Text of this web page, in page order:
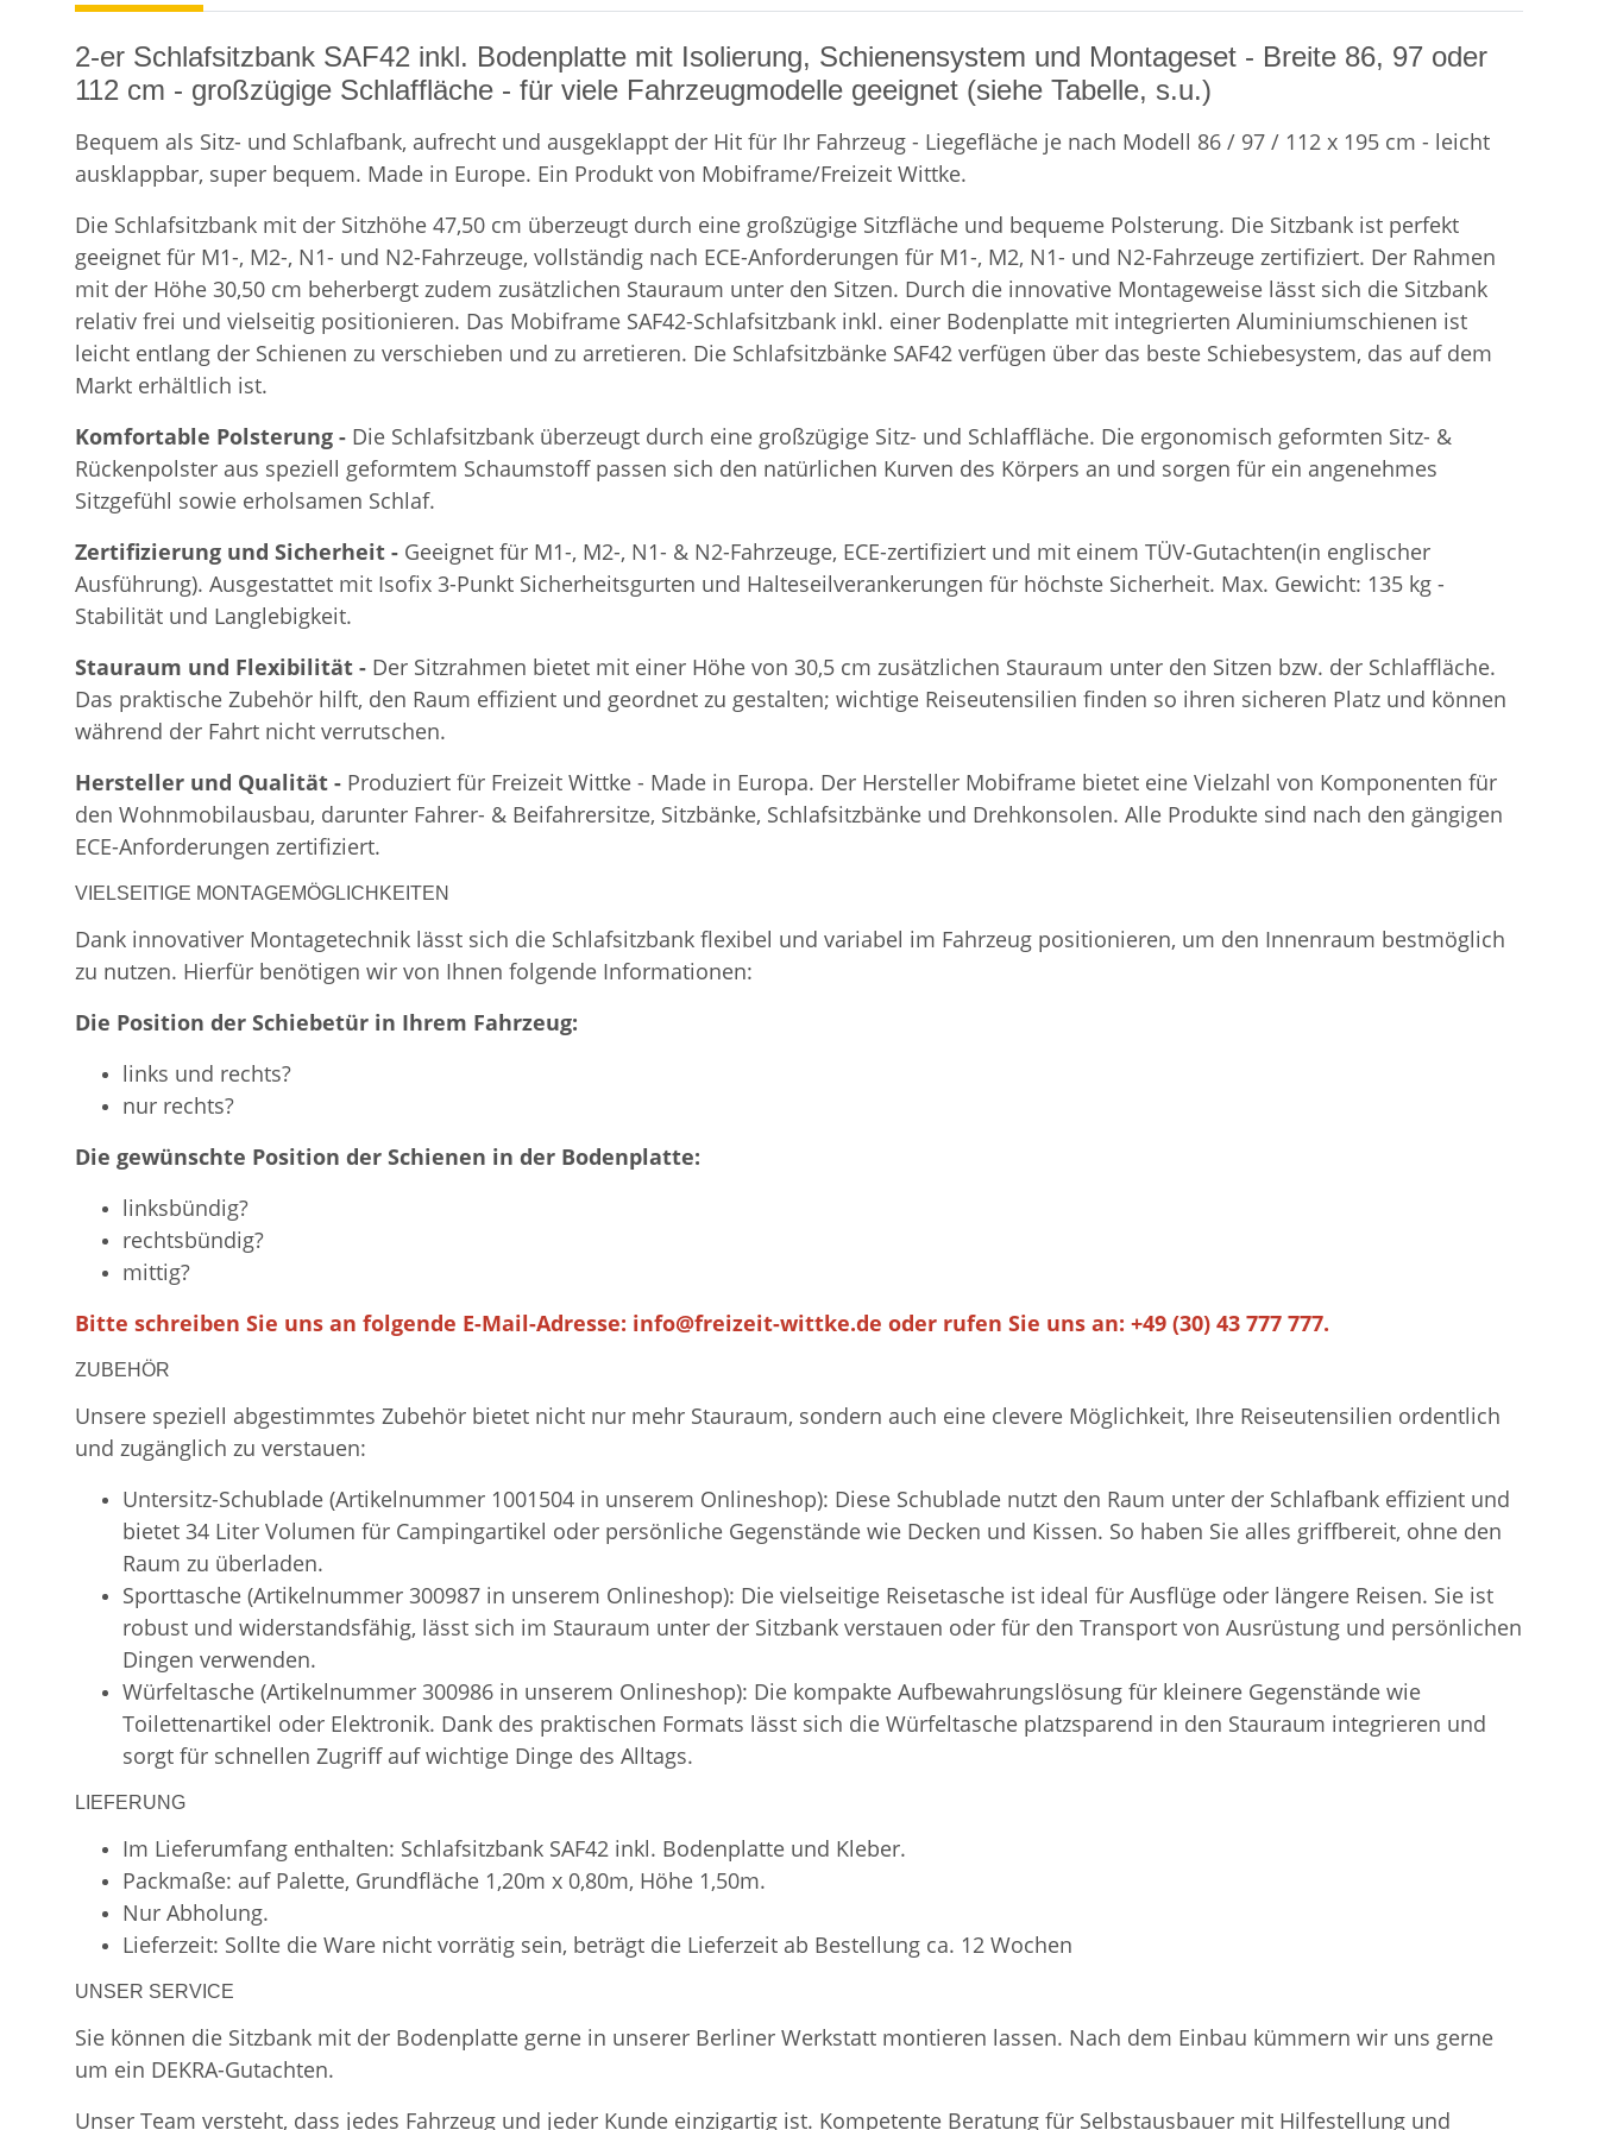
2-er Schlafsitzbank SAF42 inkl. Bodenplatte mit Isolierung, Schienensystem und Montageset - Breite 86, 97 oder
112 cm - großzügige Schlaffläche - für viele Fahrzeugmodelle geeignet (siehe Tabelle, s.u.)
Bequem als Sitz- und Schlafbank, aufrecht und ausgeklappt der Hit für Ihr Fahrzeug - Liegefläche je nach Modell 86 / 97 / 112 x 195 cm - leicht
ausklappbar, super bequem. Made in Europe. Ein Produkt von Mobiframe/Freizeit Wittke.
Die Schlafsitzbank mit der Sitzhöhe 47,50 cm überzeugt durch eine großzügige Sitzfläche und bequeme Polsterung. Die Sitzbank ist perfekt
geeignet für M1-, M2-, N1- und N2-Fahrzeuge, vollständig nach ECE-Anforderungen für M1-, M2, N1- und N2-Fahrzeuge zertifiziert. Der Rahmen
mit der Höhe 30,50 cm beherbergt zudem zusätzlichen Stauraum unter den Sitzen. Durch die innovative Montageweise lässt sich die Sitzbank
relativ frei und vielseitig positionieren. Das Mobiframe SAF42-Schlafsitzbank inkl. einer Bodenplatte mit integrierten Aluminiumschienen ist
leicht entlang der Schienen zu verschieben und zu arretieren. Die Schlafsitzbänke SAF42 verfügen über das beste Schiebesystem, das auf dem
Markt erhältlich ist.
Komfortable Polsterung - Die Schlafsitzbank überzeugt durch eine großzügige Sitz- und Schlaffläche. Die ergonomisch geformten Sitz- &
Rückenpolster aus speziell geformtem Schaumstoff passen sich den natürlichen Kurven des Körpers an und sorgen für ein angenehmes
Sitzgefühl sowie erholsamen Schlaf.
Zertifizierung und Sicherheit - Geeignet für M1-, M2-, N1- & N2-Fahrzeuge, ECE-zertifiziert und mit einem TÜV-Gutachten(in englischer
Ausführung). Ausgestattet mit Isofix 3-Punkt Sicherheitsgurten und Halteseilverankerungen für höchste Sicherheit. Max. Gewicht: 135 kg -
Stabilität und Langlebigkeit.
Stauraum und Flexibilität - Der Sitzrahmen bietet mit einer Höhe von 30,5 cm zusätzlichen Stauraum unter den Sitzen bzw. der Schlaffläche.
Das praktische Zubehör hilft, den Raum effizient und geordnet zu gestalten; wichtige Reiseutensilien finden so ihren sicheren Platz und können
während der Fahrt nicht verrutschen.
Hersteller und Qualität - Produziert für Freizeit Wittke - Made in Europa. Der Hersteller Mobiframe bietet eine Vielzahl von Komponenten für
den Wohnmobilausbau, darunter Fahrer- & Beifahrersitze, Sitzbänke, Schlafsitzbänke und Drehkonsolen. Alle Produkte sind nach den gängigen
ECE-Anforderungen zertifiziert.
VIELSEITIGE MONTAGEMÖGLICHKEITEN
Dank innovativer Montagetechnik lässt sich die Schlafsitzbank flexibel und variabel im Fahrzeug positionieren, um den Innenraum bestmöglich
zu nutzen. Hierfür benötigen wir von Ihnen folgende Informationen:
Die Position der Schiebetür in Ihrem Fahrzeug:
links und rechts?
nur rechts?
Die gewünschte Position der Schienen in der Bodenplatte:
linksbündig?
rechtsbündig?
mittig?
Bitte schreiben Sie uns an folgende E-Mail-Adresse: info@freizeit-wittke.de oder rufen Sie uns an: +49 (30) 43 777 777.
ZUBEHÖR
Unsere speziell abgestimmtes Zubehör bietet nicht nur mehr Stauraum, sondern auch eine clevere Möglichkeit, Ihre Reiseutensilien ordentlich
und zugänglich zu verstauen:
Untersitz-Schublade (Artikelnummer 1001504 in unserem Onlineshop): Diese Schublade nutzt den Raum unter der Schlafbank effizient und
bietet 34 Liter Volumen für Campingartikel oder persönliche Gegenstände wie Decken und Kissen. So haben Sie alles griffbereit, ohne den
Raum zu überladen.
Sporttasche (Artikelnummer 300987 in unserem Onlineshop): Die vielseitige Reisetasche ist ideal für Ausflüge oder längere Reisen. Sie ist
robust und widerstandsfähig, lässt sich im Stauraum unter der Sitzbank verstauen oder für den Transport von Ausrüstung und persönlichen
Dingen verwenden.
Würfeltasche (Artikelnummer 300986 in unserem Onlineshop): Die kompakte Aufbewahrungslösung für kleinere Gegenstände wie
Toilettenartikel oder Elektronik. Dank des praktischen Formats lässt sich die Würfeltasche platzsparend in den Stauraum integrieren und
sorgt für schnellen Zugriff auf wichtige Dinge des Alltags.
LIEFERUNG
Im Lieferumfang enthalten: Schlafsitzbank SAF42 inkl. Bodenplatte und Kleber.
Packmaße: auf Palette, Grundfläche 1,20m x 0,80m, Höhe 1,50m.
Nur Abholung.
Lieferzeit: Sollte die Ware nicht vorrätig sein, beträgt die Lieferzeit ab Bestellung ca. 12 Wochen
UNSER SERVICE
Sie können die Sitzbank mit der Bodenplatte gerne in unserer Berliner Werkstatt montieren lassen. Nach dem Einbau kümmern wir uns gerne
um ein DEKRA-Gutachten.
Unser Team versteht, dass jedes Fahrzeug und jeder Kunde einzigartig ist. Kompetente Beratung für Selbstausbauer mit Hilfestellung und